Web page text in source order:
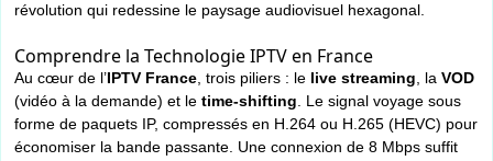
révolution qui redessine le paysage audiovisuel hexagonal.
Comprendre la Technologie IPTV en France
Au cœur de l’IPTV France, trois piliers : le live streaming, la VOD
(vidéo à la demande) et le time-shifting. Le signal voyage sous
forme de paquets IP, compressés en H.264 ou H.265 (HEVC) pour
économiser la bande passante. Une connexion de 8 Mbps suffit